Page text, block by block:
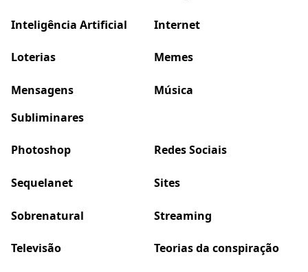
Inteligência Artificial Internet
Loterias Memes
Mensagens
Subliminares
Música
Photoshop Redes Sociais
Sequelanet Sites
Sobrenatural Streaming
Televisão Teorias da conspiração